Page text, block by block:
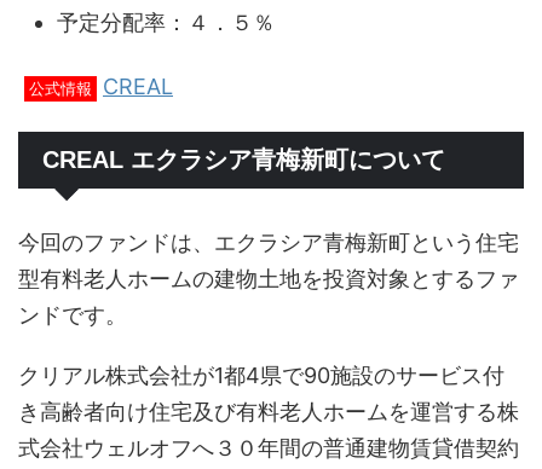
予定分配率：４．５％
公式情報 CREAL
CREAL エクラシア青梅新町について
今回のファンドは、エクラシア青梅新町という住宅
型有料老人ホームの建物土地を投資対象とするファ
ンドです。
クリアル株式会社が1都4県で90施設のサービス付
き高齢者向け住宅及び有料老人ホームを運営する株
式会社ウェルオフへ３０年間の普通建物賃貸借契約